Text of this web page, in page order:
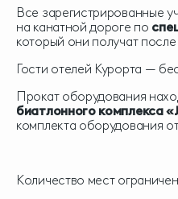
Все зарегистрированные
на канатной дороге по
который они получат
Гости отелей Курорта —
Прокат оборудования
биатлонного комплекса
комплекта оборудования
Количество мест